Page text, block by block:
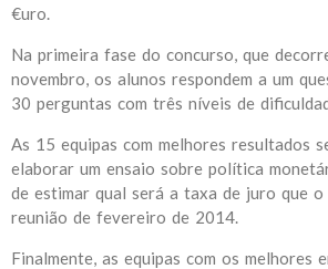
€uro.
Na primeira fase do concurso, que
novembro, os alunos respondem a um
30 perguntas com três níveis de
As 15 equipas com melhores resultados
elaborar um ensaio sobre política
de estimar qual será a taxa de juro que
reunião de fevereiro de 2014.
Finalmente, as equipas com os melhores